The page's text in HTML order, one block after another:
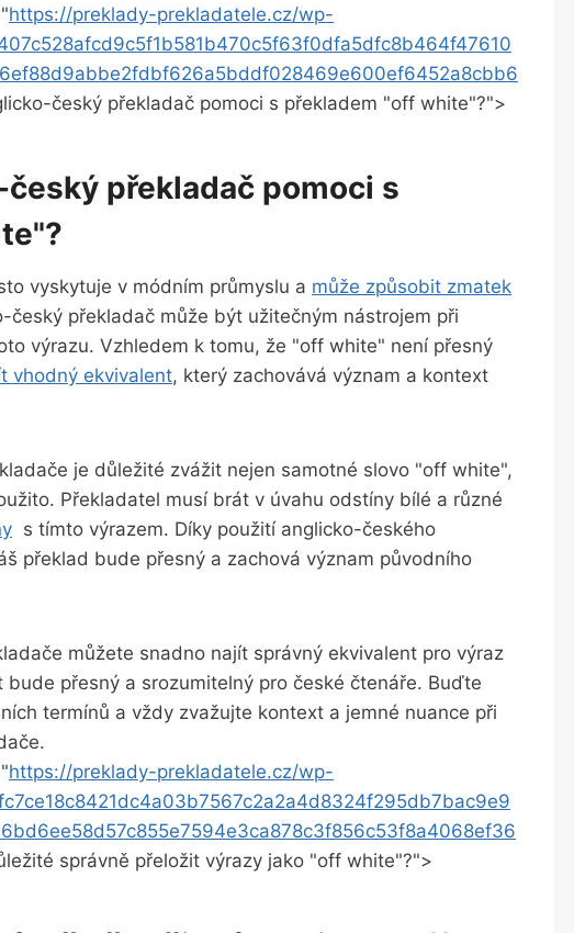
https://preklady-prekladatele.cz/wp-
český překladač pomoci s překladem "off white"?">
překladač pomoci s
vyskytuje​ v módním⁢ průmyslu a může způsobit zmatek
český překladač ⁢může⁤ být užitečným nástrojem při
⁢výrazu. Vzhledem ⁣k tomu, že "off white" není přesný⁣
⁣vhodný ⁣ekvivalent,‍ který zachovává význam a kontext
je důležité zvážit nejen samotné⁢ slovo "off white",
Překladatel musí brát v ​úvahu odstíny ‌bílé a různé
⁢ s tímto výrazem. Díky použití anglicko-českého
překlad‌ bude ⁤přesný a zachová význam původního
můžete snadno najít správný ekvivalent pro výraz​
‍přesný a​ srozumitelný pro české čtenáře. Buďte
termínů a vždy zvažujte kontext a jemné nuance ⁣při
https://preklady-prekladatele.cz/wp-
správně přeložit výrazy jako "off ‍white"?">